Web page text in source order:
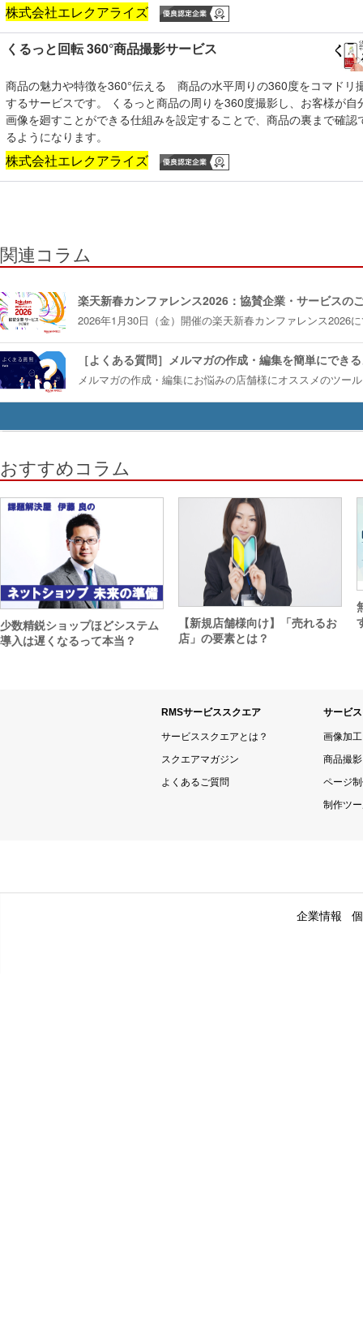
株式会社エレクアライズ
くるっと回転 360°商品撮影サービス
商品の魅力や特徴を360°伝える 商品の水平周りの360度をコマドリ
するサービスです。 くるっと商品の周りを360度撮影し、お客様が自
画像を廻すことができる仕組みを設定することで、商品の裏まで確認
るようになります。
株式会社エレクアライズ
関連コラム
楽天新春カンファレンス2026：協賛企業・サービスの
2026年1月30日（金）開催の楽天新春カンファレンス2026
［よくある質問］メルマガの作成・編集を簡単にでき
メルマガの作成・編集にお悩みの店舗様にオススメのツー
おすすめコラム
少数精鋭ショップほどシステム
導入は遅くなるって本当？
【新規店舗様向け】「売れるお
店」の要素とは？
RMSサービススクエア
サービススクエアとは？
スクエアマガジン
よくあるご質問
サービ
画像加
商品撮影
ページ
制作ツ
企業情報